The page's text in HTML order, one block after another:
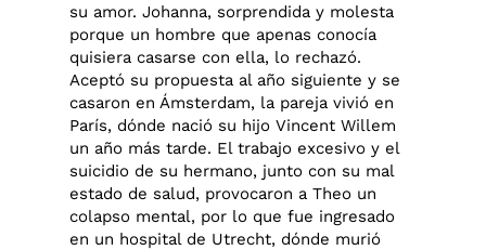
su amor. Johanna, sorprendida y molesta
porque un hombre que apenas conocía
quisiera casarse con ella, lo rechazó.
Aceptó su propuesta al año siguiente y se
casaron en Ámsterdam, la pareja vivió en
París, dónde nació su hijo Vincent Willem
un año más tarde. El trabajo excesivo y el
suicidio de su hermano, junto con su mal
estado de salud, provocaron a Theo un
colapso mental, por lo que fue ingresado
en un hospital de Utrecht, dónde murió